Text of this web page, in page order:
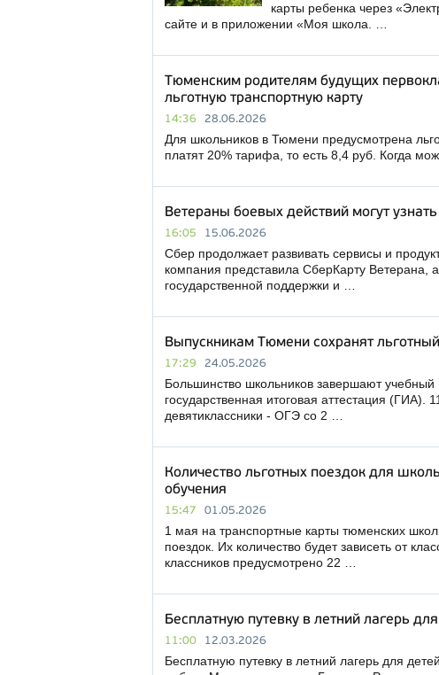
карты ребенка через
сайте и в приложении «Моя школа. …
Тюменским родителям будущих
льготную транспортную карту
14:36 28.06.2026
Для школьников в Тюмени предусмотрена
платят 20% тарифа, то есть 8,4 руб. Когда
Ветераны боевых действий могут
16:05 15.06.2026
Сбер продолжает развивать сервисы и
компания представила СберКарту Ветерана,
государственной поддержки и …
Выпускникам Тюмени сохранят
17:29 24.05.2026
Большинство школьников завершают
государственная итоговая аттестация (ГИА).
девятиклассники - ОГЭ со 2 …
Количество льготных поездок для
обучения
15:47 01.05.2026
1 мая на транспортные карты тюменских
поездок. Их количество будет зависеть от
классников предусмотрено 22 …
Бесплатную путевку в летний лагерь
11:00 12.03.2026
Бесплатную путевку в летний лагерь для